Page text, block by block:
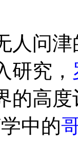
人问
研究，
的高
中的